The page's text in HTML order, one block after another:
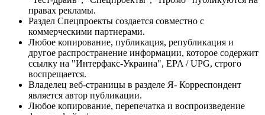
правах рекламы.
Раздел Спецпроекты создается совместно с
коммерческими партнерами.
Любое копирование, публикация, републикация и
другое распространение информации, которое содержит
ссылку на "Интерфакс-Украина", EPA / UPG, строго
воспрещается.
Владелец веб-страницы в разделе Я- Корреспондент
является автор публикации.
Любое копирование, перепечатка и воспроизведение